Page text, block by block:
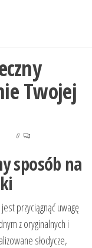
Twojej
0
sposób na
przyciągnąć uwagę
z oryginalnych i
słodycze,